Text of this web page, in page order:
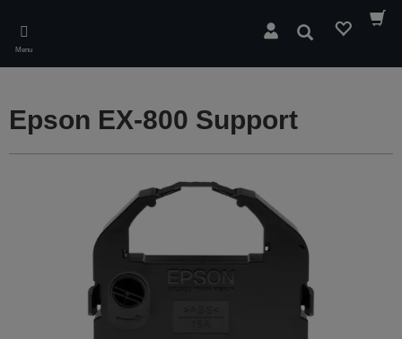
main
content
Menu
Søg
Epson EX-800 Support